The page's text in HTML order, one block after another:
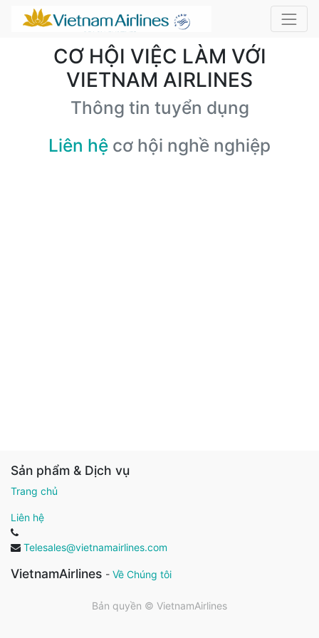
CƠ HỘI VIỆC LÀM VỚI
VIETNAM AIRLINES
Thông tin tuyển dụng
Liên hệ cơ hội nghề nghiệp
Sản phẩm & Dịch vụ
Trang chủ
Liên hệ
Telesales@vietnamairlines.com
VietnamAirlines - Về Chúng tôi
Bản quyền © VietnamAirlines